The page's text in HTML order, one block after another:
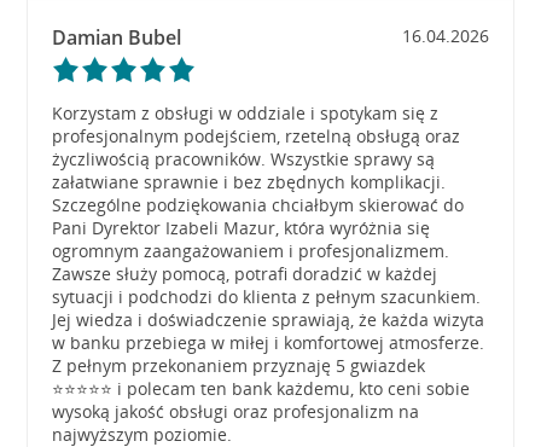
Damian Bubel 16.04.2026
Korzystam z obsługi w oddziale i spotykam się z
profesjonalnym podejściem, rzetelną obsługą oraz
życzliwością pracowników. Wszystkie sprawy są
załatwiane sprawnie i bez zbędnych komplikacji.
Szczególne podziękowania chciałbym skierować do
Pani Dyrektor Izabeli Mazur, która wyróżnia się
ogromnym zaangażowaniem i profesjonalizmem.
Zawsze służy pomocą, potrafi doradzić w każdej
sytuacji i podchodzi do klienta z pełnym szacunkiem.
Jej wiedza i doświadczenie sprawiają, że każda wizyta
w banku przebiega w miłej i komfortowej atmosferze.
Z pełnym przekonaniem przyznaję 5 gwiazdek
⭐⭐⭐⭐⭐ i polecam ten bank każdemu, kto ceni sobie
wysoką jakość obsługi oraz profesjonalizm na
najwyższym poziomie.